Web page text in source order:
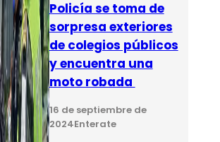
Policía se toma de
sorpresa exteriores
de colegios públicos
y encuentra una
moto robada
16 de septiembre de
2024Enterate